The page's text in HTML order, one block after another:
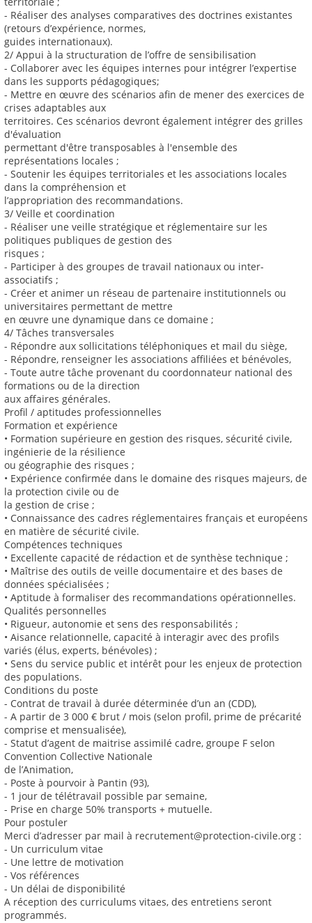
- Réaliser des analyses comparatives des doctrines existantes
(retours d’expérience, normes,
guides internationaux).
2/ Appui à la structuration de l’offre de sensibilisation
- Collaborer avec les équipes internes pour intégrer l’expertise
dans les supports pédagogiques;
- Mettre en œuvre des scénarios afin de mener des exercices de
crises adaptables aux
territoires. Ces scénarios devront également intégrer des grilles
d'évaluation
permettant d'être transposables à l'ensemble des
représentations locales ;
- Soutenir les équipes territoriales et les associations locales
dans la compréhension et
l’appropriation des recommandations.
3/ Veille et coordination
- Réaliser une veille stratégique et réglementaire sur les
politiques publiques de gestion des
risques ;
- Participer à des groupes de travail nationaux ou inter-
associatifs ;
- Créer et animer un réseau de partenaire institutionnels ou
universitaires permettant de mettre
en œuvre une dynamique dans ce domaine ;
4/ Tâches transversales
- Répondre aux sollicitations téléphoniques et mail du siège,
- Répondre, renseigner les associations affiliées et bénévoles,
- Toute autre tâche provenant du coordonnateur national des
formations ou de la direction
aux affaires générales.
Profil / aptitudes professionnelles
Formation et expérience
• Formation supérieure en gestion des risques, sécurité civile,
ingénierie de la résilience
ou géographie des risques ;
• Expérience confirmée dans le domaine des risques majeurs, de
la protection civile ou de
la gestion de crise ;
• Connaissance des cadres réglementaires français et européens
en matière de sécurité civile.
Compétences techniques
• Excellente capacité de rédaction et de synthèse technique ;
• Maîtrise des outils de veille documentaire et des bases de
données spécialisées ;
• Aptitude à formaliser des recommandations opérationnelles.
Qualités personnelles
• Rigueur, autonomie et sens des responsabilités ;
• Aisance relationnelle, capacité à interagir avec des profils
variés (élus, experts, bénévoles) ;
• Sens du service public et intérêt pour les enjeux de protection
des populations.
Conditions du poste
- Contrat de travail à durée déterminée d’un an (CDD),
- A partir de 3 000 € brut / mois (selon profil, prime de précarité
comprise et mensualisée),
- Statut d’agent de maitrise assimilé cadre, groupe F selon
Convention Collective Nationale
de l’Animation,
- Poste à pourvoir à Pantin (93),
- 1 jour de télétravail possible par semaine,
- Prise en charge 50% transports + mutuelle.
Pour postuler
Merci d’adresser par mail à recrutement@protection-civile.org :
- Un curriculum vitae
- Une lettre de motivation
- Vos références
- Un délai de disponibilité
A réception des curriculums vitaes, des entretiens seront
programmés.